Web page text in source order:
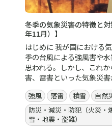
冬季の気象災害の特徴と
年11月）】
はじめに 我が国における
季の台風による強風害や
思われる。しかし、これ
害、雷害といった気象災
強風 落雷 積雪 自然
防災・減災・防犯（火災・
雪・地震・盗難）